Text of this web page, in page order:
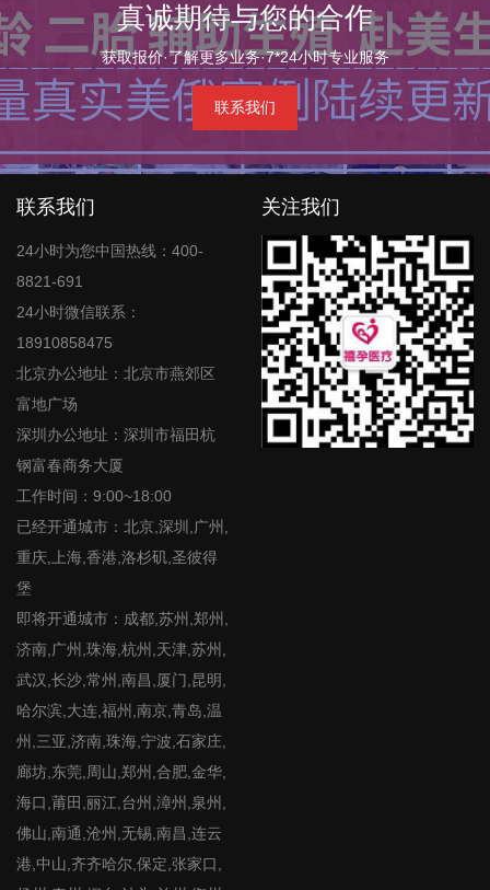
真诚期待与您的合作
获取报价·了解更多业务·7*24小时专业服务
联系我们
联系我们
24小时为您中国热线：400-
8821-691
24小时微信联系：
18910858475
北京办公地址：北京市燕郊区
富地广场
深圳办公地址：深圳市福田杭
钢富春商务大厦
工作时间：9:00~18:00
已经开通城市：北京,深圳,广州,
重庆,上海,香港,洛杉矶,圣彼得
堡
即将开通城市：成都,苏州,郑州,
济南,广州,珠海,杭州,天津,苏州,
武汉,长沙,常州,南昌,厦门,昆明,
哈尔滨,大连,福州,南京,青岛,温
州,三亚,济南,珠海,宁波,石家庄,
廊坊,东莞,周山,郑州,合肥,金华,
海口,莆田,丽江,台州,漳州,泉州,
佛山,南通,沧州,无锡,南昌,连云
港,中山,齐齐哈尔,保定,张家口,
关注我们